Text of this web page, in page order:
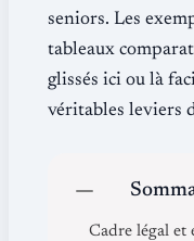
seniors. Les
tableaux
glissés ici ou là
véritables leviers
Cadre légal et